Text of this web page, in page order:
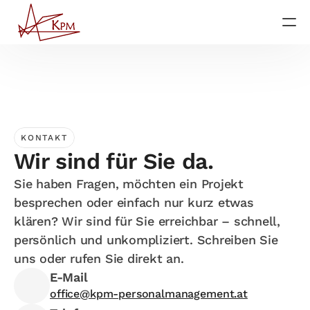
Services
Über uns
Für Jobsuchende
KONTAKT
Wir sind für Sie da.
Sie haben Fragen, möchten ein Projekt
besprechen oder einfach nur kurz etwas
klären? Wir sind für Sie erreichbar – schnell,
persönlich und unkompliziert. Schreiben Sie
uns oder rufen Sie direkt an.
E-Mail
office@kpm-personalmanagement.at